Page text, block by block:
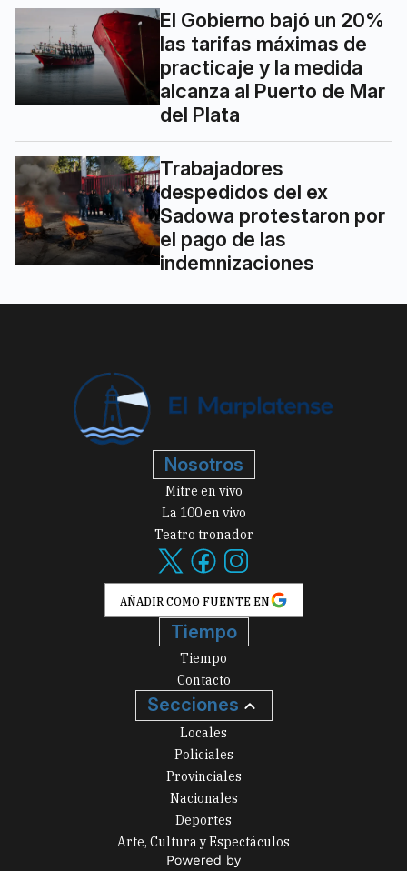
El Gobierno bajó un 20%
las tarifas máximas de
practicaje y la medida
alcanza al Puerto de Mar
del Plata
Trabajadores
despedidos del ex
Sadowa protestaron por
el pago de las
indemnizaciones
Nosotros
Mitre en vivo
La 100 en vivo
Teatro tronador
AÑADIR COMO FUENTE EN
Tiempo
Tiempo
Contacto
Secciones
Locales
Policiales
Provinciales
Nacionales
Deportes
Arte, Cultura y Espectáculos